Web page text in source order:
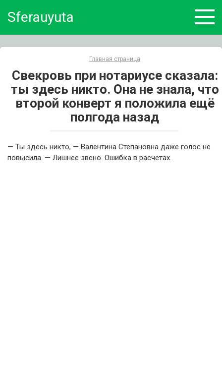
Sferauyuta
Главная страница
Свекровь при нотариусе сказала:
ты здесь никто. Она не знала, что
второй конверт я положила ещё
полгода назад
— Ты здесь никто, — Валентина Степановна даже голос не
повысила. — Лишнее звено. Ошибка в расчётах.